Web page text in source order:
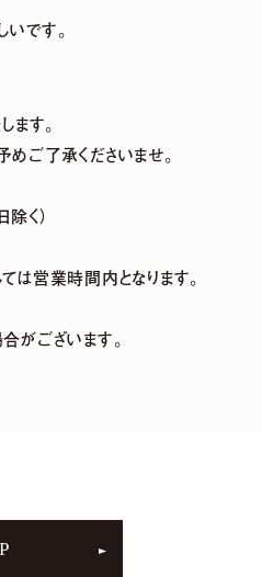
です。
す。
ご了承くださいませ。
く）
は営業時間内となります。
がございます。